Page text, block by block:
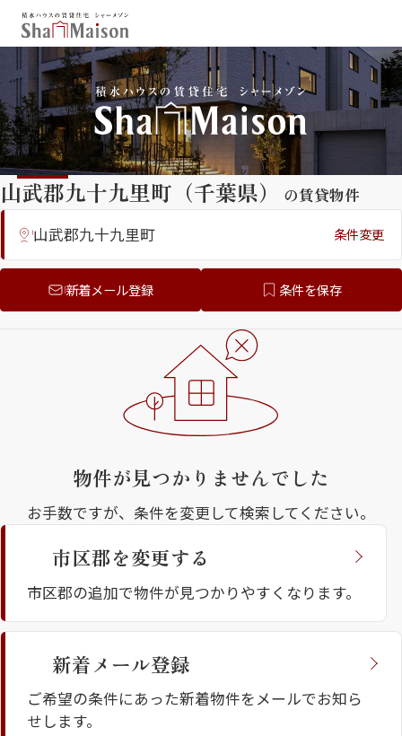
保存した条件
お気に入り
新着メール設定
最近見た物件
北海道 東北
関東
九州
市区郡・路線・駅から探す
通勤・通学時間から探す
人気のカテゴリから探す
シャーメゾンとは
シャーメゾンセレクショ
ルームツアー
山武郡九十九里町（千葉県）
の賃貸物件
山武郡九十九里町
条件変更
新着メール登録 条件を保存
物件が見つかりませんでした
お手数ですが、条件を変更して検索してください。
市区郡を変更する
市区郡の追加で物件が見つかりやすくなります。
新着メール登録
ご希望の条件にあった新着物件をメールでお知ら
せします。
シャーメゾンプレミア （フラッグシ
住まいの価値が、多様化している今の時代。目
街並みに溶け込む優美な造形、誰もが心地よく
過ごせる共有空間、多様なライフスタイルに応
える居室、確かな構造と最先端のサービス。上
質を知り、理想の暮らしを追求する、アナタの
ための賃貸住宅。それが、フラッグシップモデ
ル、シャーメゾンプレミアです。